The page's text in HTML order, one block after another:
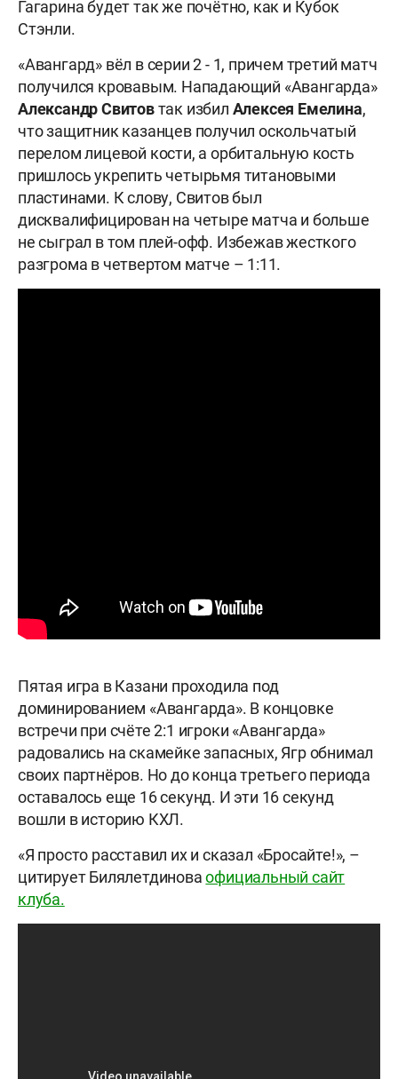
Гагарина будет так же почётно, как и Кубок
Стэнли.
«Авангард» вёл в серии 2 - 1, причем третий матч
получился кровавым. Нападающий «Авангарда»
АлександрСвитовтак избил Алексея Емелина,
что защитник казанцев получил оскольчатый
перелом лицевой кости, а орбитальную кость
пришлось укрепить четырьмя титановыми
пластинами. К слову, Свитов был
дисквалифицирован на четыре матча и больше
не сыграл в том плей-офф. Избежав жесткого
разгрома в четвертом матче – 1:11.
Пятая игра в Казани проходила под
доминированием «Авангарда». В концовке
встречи при счёте 2:1 игроки «Авангарда»
радовались на скамейке запасных, Ягр обнимал
своих партнёров. Но до конца третьего периода
оставалось еще 16 секунд. И эти 16 секунд
вошли в историю КХЛ.
«Я просто расставил их и сказал «Бросайте!», –
цитирует Билялетдиноваофициальный сайт
клуба.